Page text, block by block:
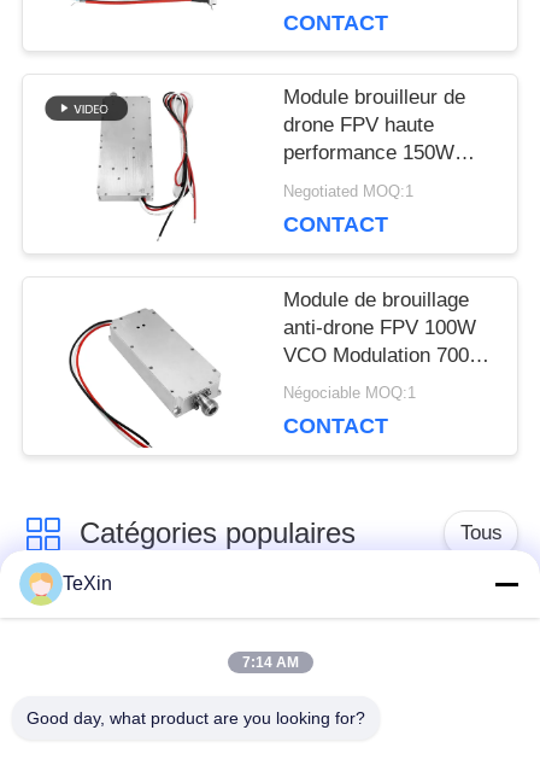
DU
POLICY
CONTACT
Module brouilleur de
drone FPV haute
performance 150W
300MHz 2700MHz
Negotiated MOQ:1
CONTACT
Module de brouillage
anti-drone FPV 100W
VCO Modulation 700-
1000MHz ODM & OEM
sécurité
Négociable MOQ:1
CONTACT
Catégories populaires Tous
Module de brouilleur
module de brouillage
de drone
Module de brouilleur
amplificateur de
TeXin
7:14 AM
Good day, what product are you looking for?